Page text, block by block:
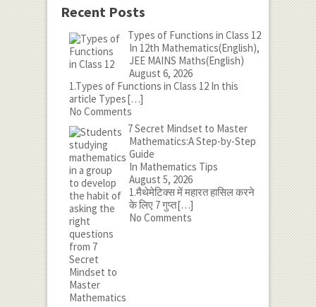
Recent Posts
Types of Functions in Class 12
In 12th Mathematics(English),
JEE MAINS Maths(English)
August 6, 2026
1.Types of Functions in Class 12 In this
article Types[…]
No Comments
7 Secret Mindset to Master
Mathematics:A Step-by-Step
Guide
In Mathematics Tips
August 5, 2026
1.मैथेमेटिक्स में महारत हासिल करने
के लिए 7 गुप्त[…]
No Comments